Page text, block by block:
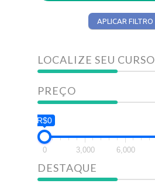
APLICAR FILTRO
LOCALIZE SEU CURSO
PREÇO
R$0
0 3,000 6,000
DESTAQUE